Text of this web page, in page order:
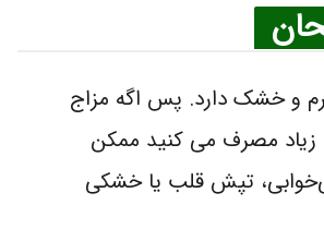
و خشک دارد. پس اگه مزاج
زیاد مصرف می کنید ممکن
تپش قلب یا خشکی